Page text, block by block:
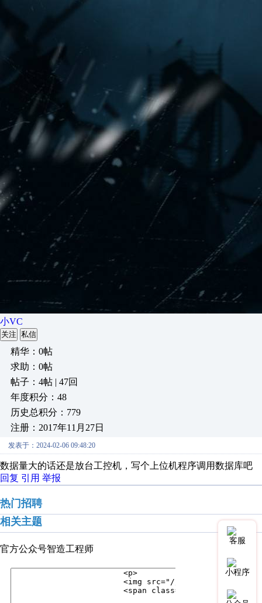
小VC
关注 私信
精华：0帖
求助：0帖
帖子：4帖 | 47回
年度积分：48
历史总积分：779
注册：2017年11月27日
发表于：2024-02-06 09:48:20
数据量大的话还是放台工控机，写个上位机程序调用数据库吧
回复 引用 举报
热门招聘
相关主题
官方公众号智造工程师
客服
小程序